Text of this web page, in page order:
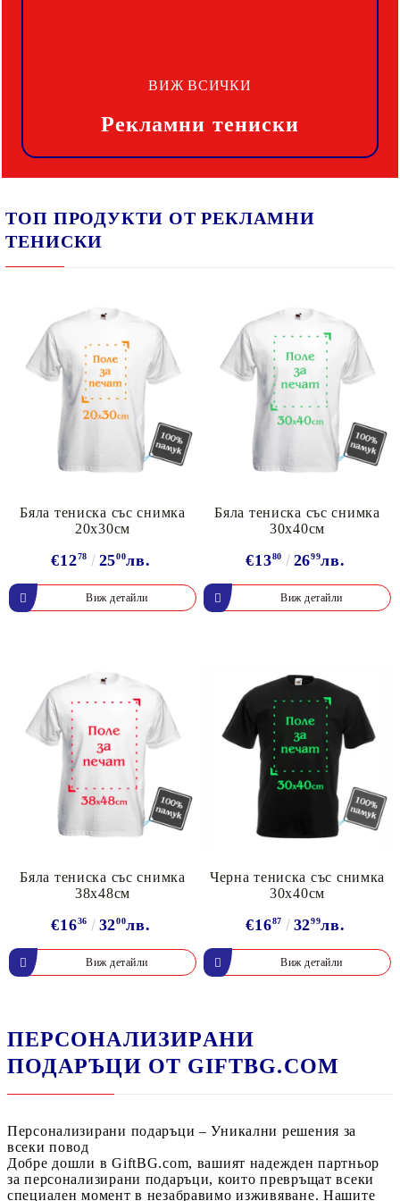
Рекламни тениски
ВИЖ ВСИЧКИ
ТОП ПРОДУКТИ ОТ РЕКЛАМНИ
ТЕНИСКИ
Бяла тениска със снимка
20х30см
€1278 2500лв.
Виж детайли
Бяла тениска със снимка
30х40см
€1380 2699лв.
Виж детайли
Бяла тениска със снимка
38х48см
€1636 3200лв.
Виж детайли
Черна тениска със снимка
30х40см
€1687 3299лв.
Виж детайли
ПЕРСОНАЛИЗИРAНИ
ПОДАРЪЦИ ОТ GIFTBG.COM
Персонализирани подаръци – Уникални решения за
всеки повод
Добре дошли вGiftBG.com, вашият надежден партньор
заперсонализирани подаръци, които превръщат всеки
специален момент в незабравимо изживяване. Нашите